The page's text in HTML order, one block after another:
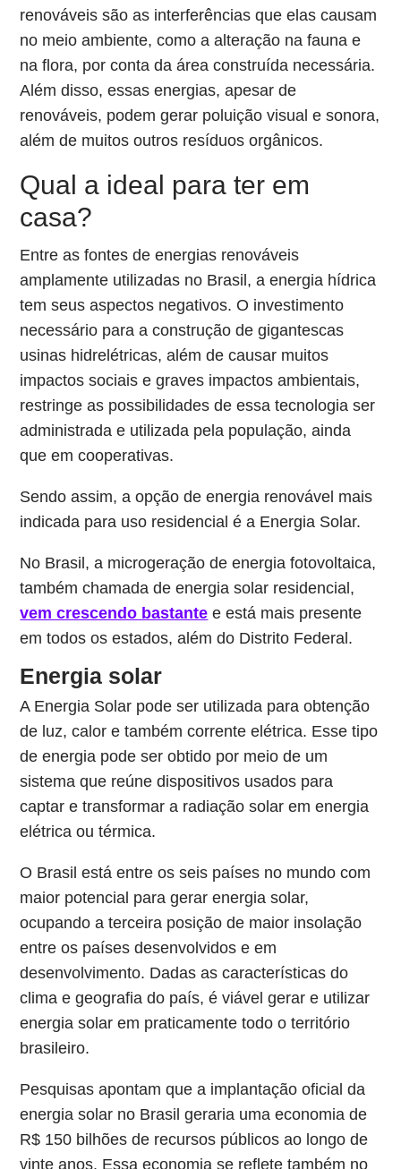
renováveis são as interferências que elas causam
no meio ambiente, como a alteração na fauna e
na flora, por conta da área construída necessária.
Além disso, essas energias, apesar de
renováveis, podem gerar poluição visual e sonora,
além de muitos outros resíduos orgânicos.
Qual a ideal para ter em
casa?
Entre as fontes de energias renováveis
amplamente utilizadas no Brasil, a energia hídrica
tem seus aspectos negativos. O investimento
necessário para a construção de gigantescas
usinas hidrelétricas, além de causar muitos
impactos sociais e graves impactos ambientais,
restringe as possibilidades de essa tecnologia ser
administrada e utilizada pela população, ainda
que em cooperativas.
Sendo assim, a opção de energia renovável mais
indicada para uso residencial é a Energia Solar.
No Brasil, a microgeração de energia fotovoltaica,
também chamada de energia solar residencial,
vem crescendo bastante e está mais presente
em todos os estados, além do Distrito Federal.
Energia solar
A Energia Solar pode ser utilizada para obtenção
de luz, calor e também corrente elétrica. Esse tipo
de energia pode ser obtido por meio de um
sistema que reúne dispositivos usados para
captar e transformar a radiação solar em energia
elétrica ou térmica.
O Brasil está entre os seis países no mundo com
maior potencial para gerar energia solar,
ocupando a terceira posição de maior insolação
entre os países desenvolvidos e em
desenvolvimento. Dadas as características do
clima e geografia do país, é viável gerar e utilizar
energia solar em praticamente todo o território
brasileiro.
Pesquisas apontam que a implantação oficial da
energia solar no Brasil geraria uma economia de
R$ 150 bilhões de recursos públicos ao longo de
vinte anos. Essa economia se reflete também no